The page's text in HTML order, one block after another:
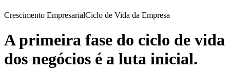
Crescimento EmpresarialCiclo de Vida da Empresa
A primeira fase do ciclo de vida
dos negócios é a luta inicial.